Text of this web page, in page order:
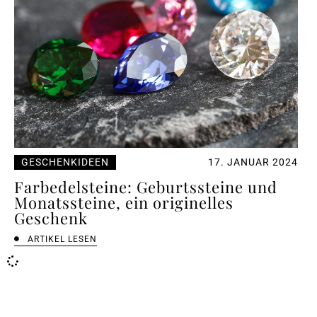
GESCHENKIDEEN 17. JANUAR 2024
Farbedelsteine: Geburtssteine und
Monatssteine, ein originelles
Geschenk
ARTIKEL LESEN